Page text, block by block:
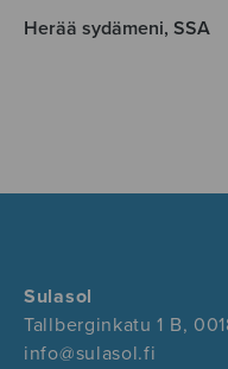
Herää sydämeni, SSA
Sulasol
Tallberginkatu 1 B,
info@sulasol.fi